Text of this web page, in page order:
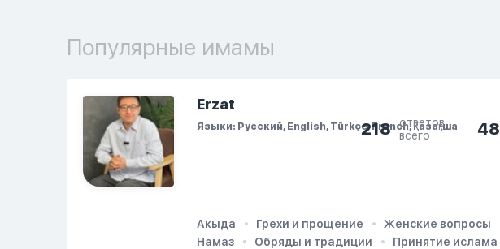
Популярные имамы
Erzat
Языки: Русский, English, Türkçe, French, Қазақша
218
ответов
всего
48
Акыда Грехи и прощение Женские вопросы
Намаз
Обряды и традиции Принятие ислама